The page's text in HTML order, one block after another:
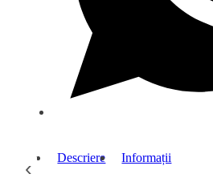
‹ Descriere Informații